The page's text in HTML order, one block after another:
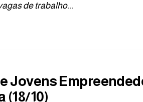
de trabalho...
Jovens
(18/10)